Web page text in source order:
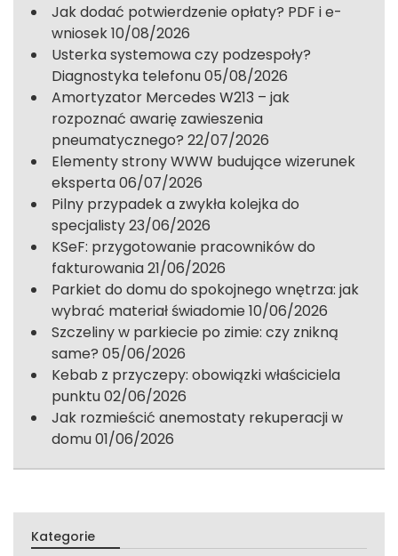
Jak dodać potwierdzenie opłaty? PDF i e-
wniosek10/08/2026
Usterka systemowa czy podzespoły?
Diagnostyka telefonu05/08/2026
Amortyzator Mercedes W213 – jak
rozpoznać awarię zawieszenia
pneumatycznego? 22/07/2026
Elementy strony WWW budujące wizerunek
eksperta06/07/2026
Pilny przypadek a zwykła kolejka do
specjalisty23/06/2026
KSeF: przygotowanie pracowników do
fakturowania21/06/2026
Parkiet do domu do spokojnego wnętrza: jak
wybrać materiał świadomie 10/06/2026
Szczeliny w parkiecie po zimie: czy znikną
same? 05/06/2026
Kebab z przyczepy: obowiązki właściciela
punktu02/06/2026
Jak rozmieścić anemostaty rekuperacji w
domu01/06/2026
Kategorie